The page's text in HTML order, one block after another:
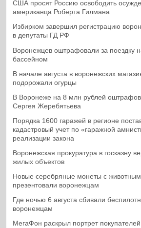
США просят Россию освободить
американца Роберта Гилмана
Избирком завершил регистрацию
в депутаты ГД РФ
Воронежцев оштрафовали за поездку
бассейном
В начале августа в воронежских
подорожали огурцы
В Воронеже на 8 млн рублей
Сергея Жеребятьева
Порядка 1600 гаражей в регионе
кадастровый учет по «гаражной
реализации закона
Воронежская прокуратура в госказну
жилых объектов
Новые серебряные монеты с
презентовали воронежцам
Где ночью 6 августа сбивали
воронежцам
МегаФон раскрыл портрет